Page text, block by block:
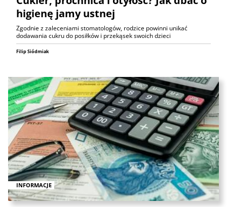
higienę jamy ustnej
Zgodnie z zaleceniami stomatologów, rodzice powinni unikać
dodawania cukru do posiłków i przekąsek swoich dzieci
Filip Siódmiak
INFORMACJE